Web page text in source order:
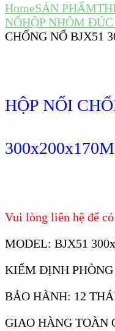
HomeSẢN PHẨM
NỔHỘP NHÔM
CHỐNG NỔ BJX51
HỘP NỐI
Vui lòng liên hệ để
MODEL: BJX51
KIỂM ĐỊNH
BẢO HÀNH: 12
GIAO HÀNG TOÀN